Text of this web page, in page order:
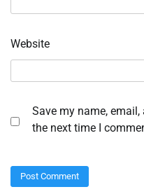
Website
Save my name,
the next time I